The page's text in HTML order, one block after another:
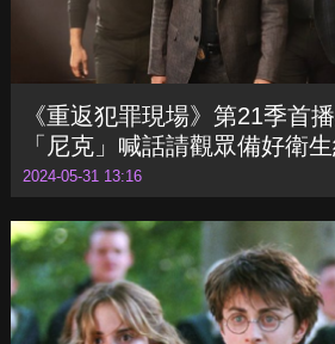
《重返犯罪現場》第21季首
「尼克」喊話請觀眾備好衛
2024-05-31 13:16